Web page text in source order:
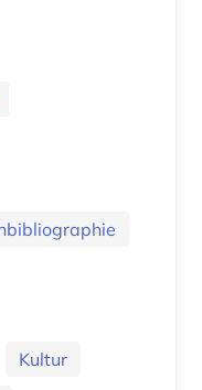
Kultur